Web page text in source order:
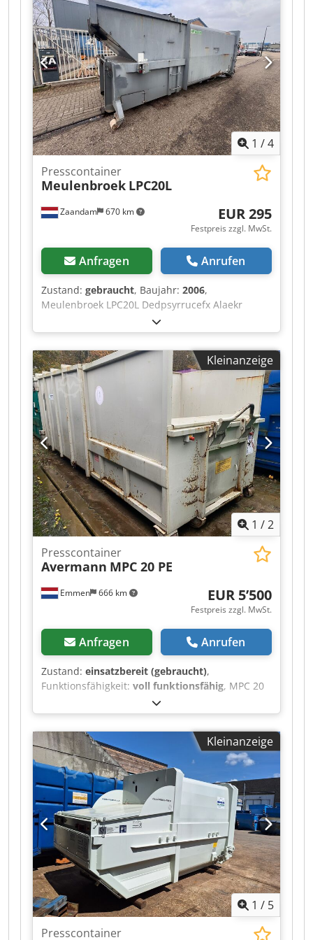
1 /4
Zaandam 670 km
Presscontainer
Meulenbroek LPC20L
EUR 295
Festpreis zzgl. MwSt.
Anfragen Anrufen
Zustand: gebraucht, Baujahr: 2006,
Meulenbroek LPC20L Dedpsyrrucefx Alaekr
Möglichkeit zum Kauf oder zur Miete. Preis ist
monatliche Mietrate. Lackierung in Firmenfarbe
möglich. Technisch in gutem Zustand!
Kleinanzeige
1 /2
Emmen 666 km
Presscontainer
Avermann MPC 20 PE
EUR 5’500
Festpreis zzgl. MwSt.
Anfragen Anrufen
Zustand: einsatzbereit (gebraucht),
Funktionsfähigkeit: voll funktionsfähig, MPC 20
PE - Presscontainer Djdpeyilt Dofx Alaekr
Kleinanzeige
1 / 5
Presscontainer